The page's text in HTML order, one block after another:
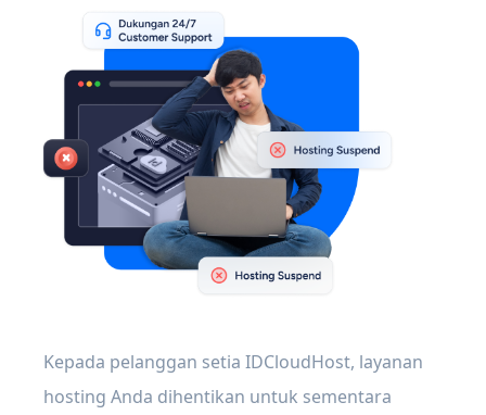
Kepada pelanggan setia IDCloudHost, layanan
hosting Anda dihentikan untuk sementara